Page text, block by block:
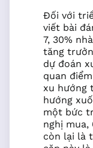
Đối với
viết bài
7, 30%
tăng
dự đoán
quan
xu hướng
hướng
một bức
nghị mua,
còn lại là